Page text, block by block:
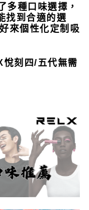
多種口味選擇，
找到合適的選
來個性化定制吸
悅刻四/五代無需